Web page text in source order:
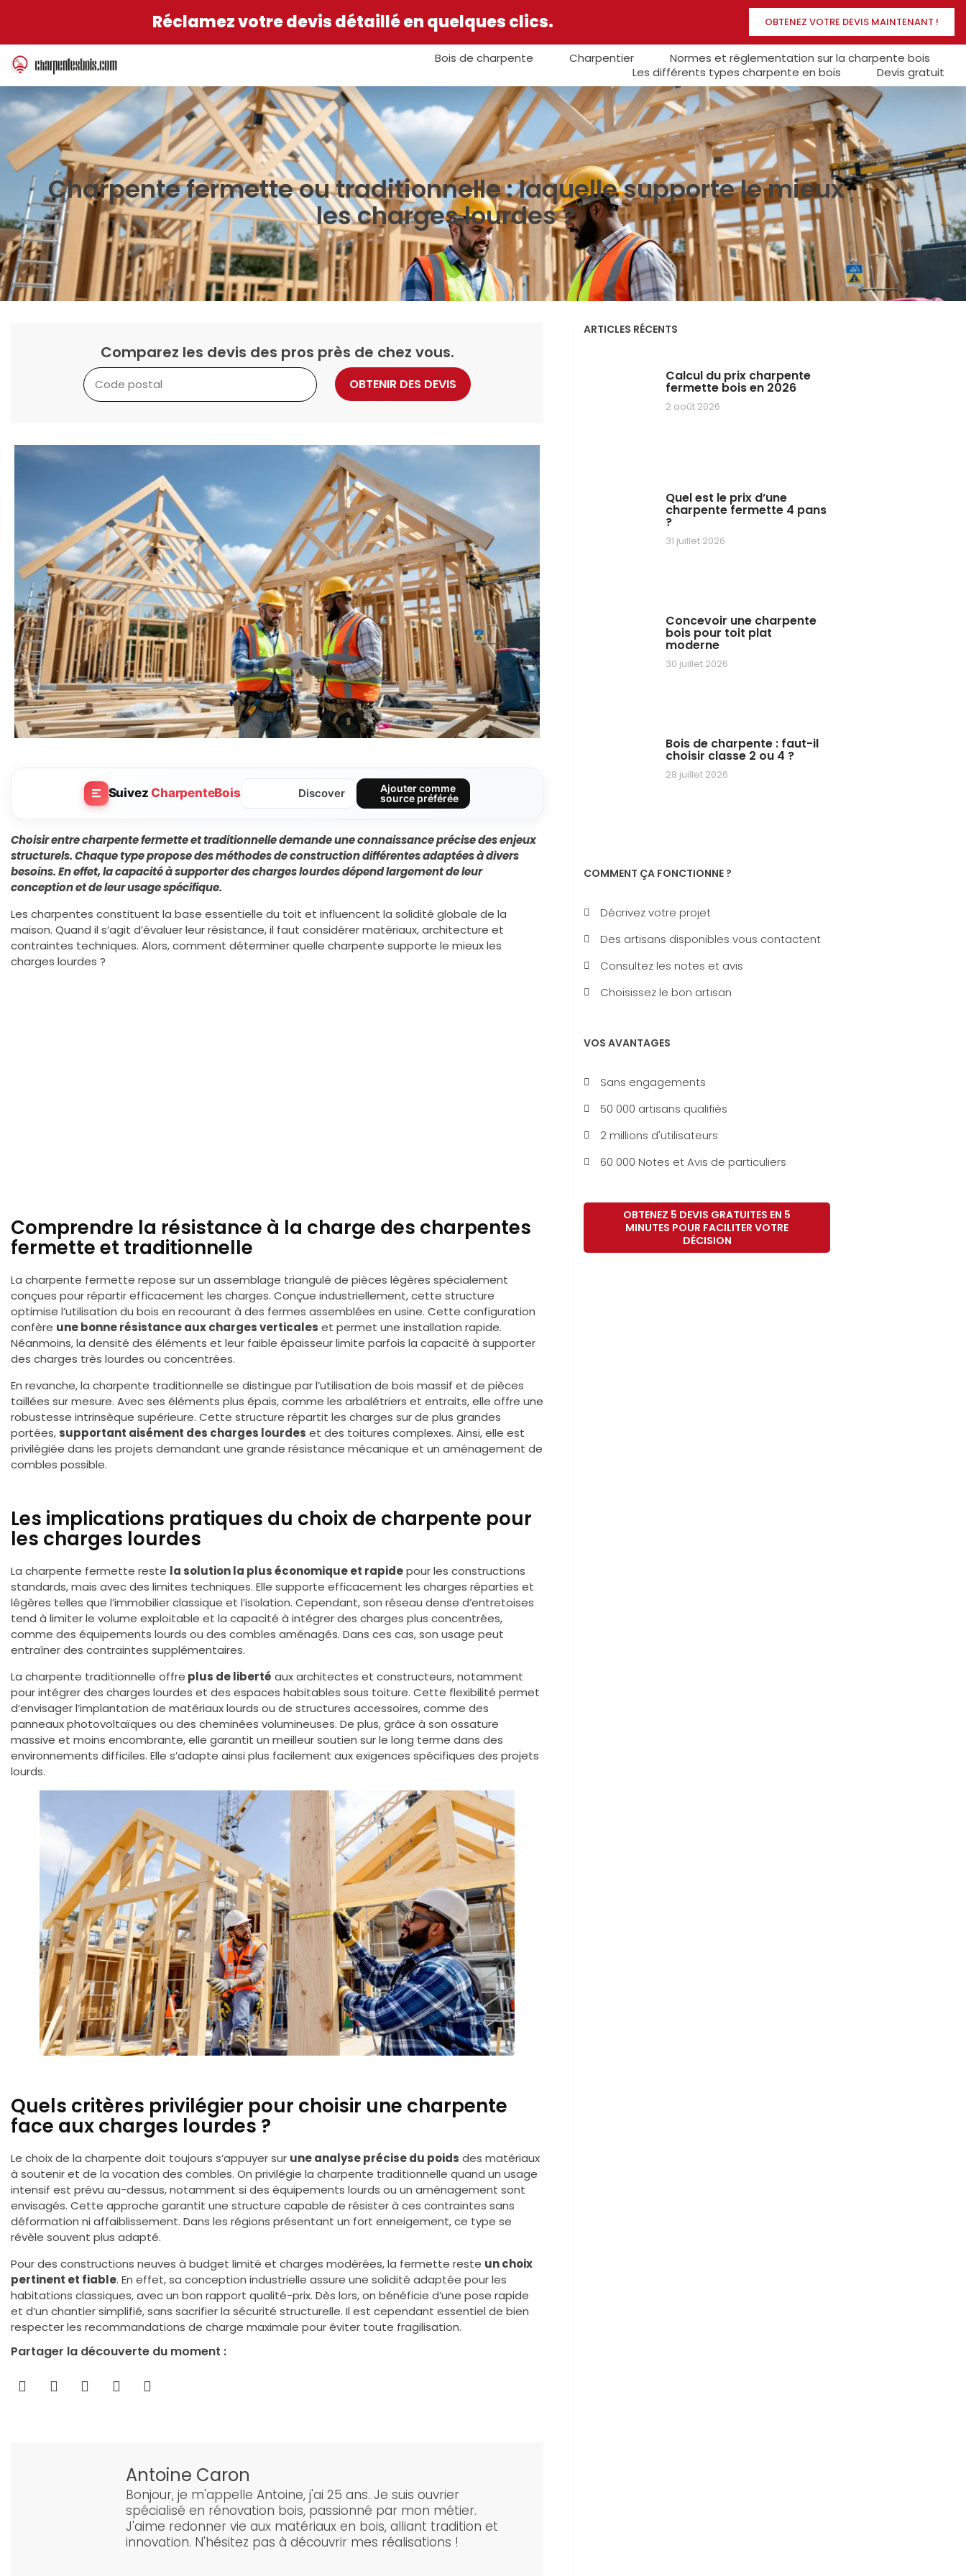
Réclamez votre devis détaillé en quelques clics. OBTENEZ VOTRE DEVIS MAINTENANT !
Bois de charpente Charpentier
Normes et réglementation sur la charpente bois
Les différents types charpente en bois
Devis gratuit
Charpente fermette ou traditionnelle : laquelle supporte le mieux
les charges lourdes ?
Comparez les devis des pros près de chez vous.
OBTENIR DES DEVIS
SuivezCharpenteBois Discover
Ajouter comme
source préférée
Choisir entre charpente fermette et traditionnelle demande une connaissance précise des enjeux
structurels. Chaque type propose des méthodes de construction différentes adaptées à divers
besoins. En effet, la capacité à supporter des charges lourdes dépend largement de leur
conception et de leur usage spécifique.
Les charpentes constituent la base essentielle du toit et influencent la solidité globale de la
maison. Quand il s’agit d’évaluer leur résistance, il faut considérer matériaux, architecture et
contraintes techniques. Alors, comment déterminer quelle charpente supporte le mieux les
charges lourdes ?
Comprendre la résistance à la charge des charpentes
fermette et traditionnelle
La charpente fermette repose sur un assemblage triangulé de pièces légères spécialement
conçues pour répartir efficacement les charges. Conçue industriellement, cette structure
optimise l’utilisation du bois en recourant à des fermes assemblées en usine. Cette configuration
confère une bonne résistance aux charges verticales et permet une installation rapide.
Néanmoins, la densité des éléments et leur faible épaisseur limite parfois la capacité à supporter
des charges très lourdes ou concentrées.
En revanche, la charpente traditionnelle se distingue par l’utilisation de bois massif et de pièces
taillées sur mesure. Avec ses éléments plus épais, comme les arbalétriers et entraits, elle offre une
robustesse intrinsèque supérieure. Cette structure répartit les charges sur de plus grandes
portées, supportant aisément des charges lourdes et des toitures complexes. Ainsi, elle est
privilégiée dans les projets demandant une grande résistance mécanique et un aménagement de
combles possible.
Les implications pratiques du choix de charpente pour
les charges lourdes
La charpente fermette reste la solution la plus économique et rapidepour les constructions
standards, mais avec des limites techniques. Elle supporte efficacement les charges réparties et
légères telles que l’immobilier classique et l’isolation. Cependant, son réseau dense d’entretoises
tend à limiter le volume exploitable et la capacité à intégrer des charges plus concentrées,
comme des équipements lourds ou des combles aménagés. Dans ces cas, son usage peut
entraîner des contraintes supplémentaires.
La charpente traditionnelle offre plus de liberté aux architectes et constructeurs, notamment
pour intégrer des charges lourdes et des espaces habitables sous toiture. Cette flexibilité permet
d’envisager l’implantation de matériaux lourds ou de structures accessoires, comme des
panneaux photovoltaïques ou des cheminées volumineuses. De plus, grâce à son ossature
massive et moins encombrante, elle garantit un meilleur soutien sur le long terme dans des
environnements difficiles. Elle s’adapte ainsi plus facilement aux exigences spécifiques des projets
lourds.
Quels critères privilégier pour choisir une charpente
face aux charges lourdes ?
Le choix de la charpente doit toujours s’appuyer sur une analyse précise du poids des matériaux
à soutenir et de la vocation des combles. On privilégie la charpente traditionnelle quand un usage
intensif est prévu au-dessus, notamment si des équipements lourds ou un aménagement sont
envisagés. Cette approche garantit une structure capable de résister à ces contraintes sans
déformation ni affaiblissement. Dans les régions présentant un fort enneigement, ce type se
révèle souvent plus adapté.
Pour des constructions neuves à budget limité et charges modérées, la fermette reste un choix
pertinent et fiable. En effet, sa conception industrielle assure une solidité adaptée pour les
habitations classiques, avec un bon rapport qualité-prix. Dès lors, on bénéficie d’une pose rapide
et d’un chantier simplifié, sans sacrifier la sécurité structurelle. Il est cependant essentiel de bien
respecter les recommandations de charge maximale pour éviter toute fragilisation.
Partager la découverte du moment :
Antoine Caron
Bonjour, je m'appelle Antoine, j'ai 25 ans. Je suis ouvrier
spécialisé en rénovation bois, passionné par mon métier.
J'aime redonner vie aux matériaux en bois, alliant tradition et
innovation. N'hésitez pas à découvrir mes réalisations !
ARTICLES RÉCENTS
Calcul du prix charpente
fermette bois en 2026
2 août 2026
Quel est le prix d’une
charpente fermette 4 pans
?
31 juillet 2026
Concevoir une charpente
bois pour toit plat
moderne
30 juillet 2026
Bois de charpente : faut-il
choisir classe 2 ou 4 ?
28 juillet 2026
COMMENT ÇA FONCTIONNE ?
Décrivez votre projet
Des artisans disponibles vous contactent
Consultez les notes et avis
Choisissez le bon artisan
VOS AVANTAGES
Sans engagements
50 000 artisans qualifiés
2 millions d'utilisateurs
60 000 Notes et Avis de particuliers
OBTENEZ 5 DEVIS GRATUITES EN 5
MINUTES POUR FACILITER VOTRE
DÉCISION